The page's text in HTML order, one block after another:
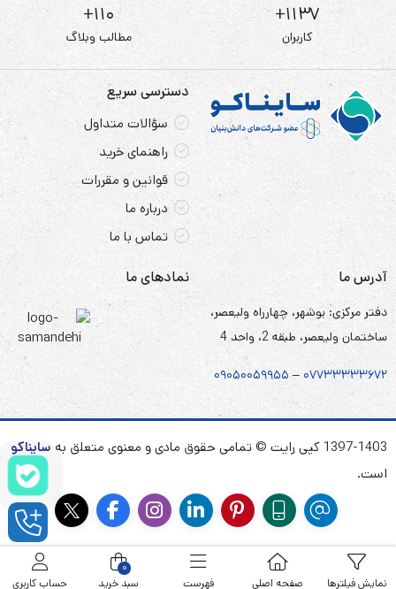
1137+
کاربران
110+
مطالب وبلاگ
دسترسی سریع
سؤالات متداول
راهنمای خرید
قوانین و مقررات
درباره ما
تماس با ما
آدرس ما
دفتر مرکزی: بوشهر، چهارراه ولیعصر،
ساختمان ولیعصر، طبقه 2، واحد 4
۰۷۷۳۳۳۳۳۶۷۲ – ۰۹۰۵۰۰۵۹۹۵۵
نمادهای ما
1397-1403 کپی رایت © تمامی حقوق مادی و معنوی متعلق به
سایناکو
است.
نمایش فیلترها صفحه اصلی فهرست
0
سبد خرید حساب کاربری